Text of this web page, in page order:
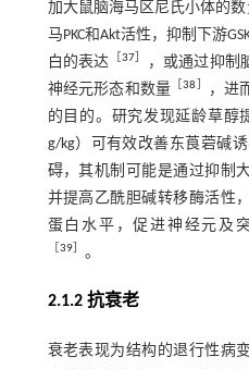
加大鼠脑海马区尼氏小体的数
马PKC和Akt活性，抑制下游
白的表达 ［37
，或通过抑制
神经元形态和数量 ［38
，进
的目的。研究发现延龄草醇
g/kg）可有效改善东莨菪碱
碍，其机制可能是通过抑制
并提高乙酰胆碱转移酶活性
蛋白水平，促进神经元及
39］ 。
2.1.2 抗衰老
衰老表现为结构的退行性病